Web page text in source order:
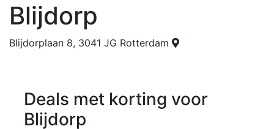
Blijdorp
Blijdorplaan 8, 3041 JG Rotterdam
Deals met korting voor
Blijdorp